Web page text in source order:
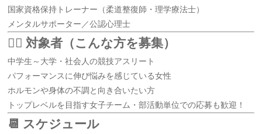
国家資格保持トレーナー（柔道整復師・理学療法士）
メンタルサポーター／公認心理士
🧗‍♀️ 対象者（こんな方を募集）
中学生～大学・社会人の競技アスリート
パフォーマンスに伸び悩みを感じている女性
ホルモンや身体の不調と向き合いたい方
トップレベルを目指す女子チーム・部活動単位での応募も歓迎！
📆 スケジュール